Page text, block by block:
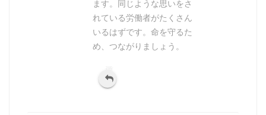
ます。同じような思いをさ
れている労働者がたくさん
いるはずです。命を守るた
め、つながりましょう。